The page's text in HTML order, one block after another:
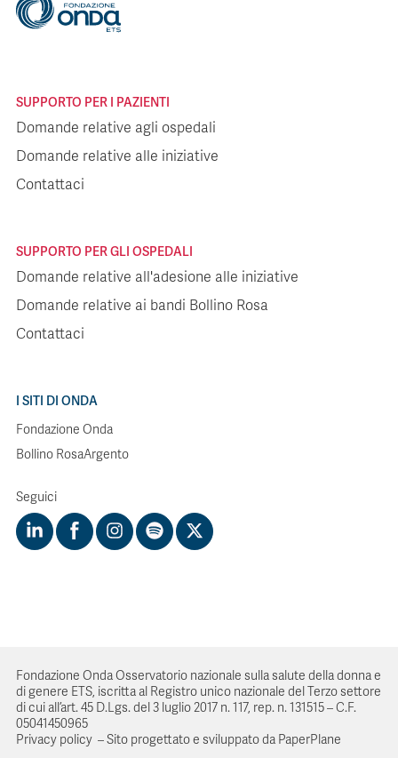
SUPPORTO PER I PAZIENTI
Domande relative agli ospedali
Domande relative alle iniziative
Contattaci
SUPPORTO PER GLI OSPEDALI
Domande relative all'adesione alle iniziative
Domande relative ai bandi Bollino Rosa
Contattaci
I SITI DI ONDA
Fondazione Onda
Bollino RosaArgento
Seguici
Fondazione Onda Osservatorio nazionale sulla salute della donna e
di genere ETS, iscritta al Registro unico nazionale del Terzo settore
di cui all’art. 45 D.Lgs. del 3 luglio 2017 n. 117, rep. n. 131515 – C.F.
05041450965
Privacy policy –Sito progettato e sviluppato da PaperPlane